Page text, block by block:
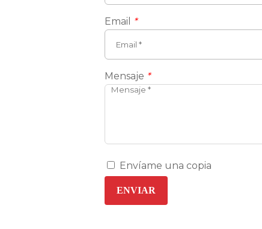
Email *
Mensaje *
Envíame una copia
ENVIAR